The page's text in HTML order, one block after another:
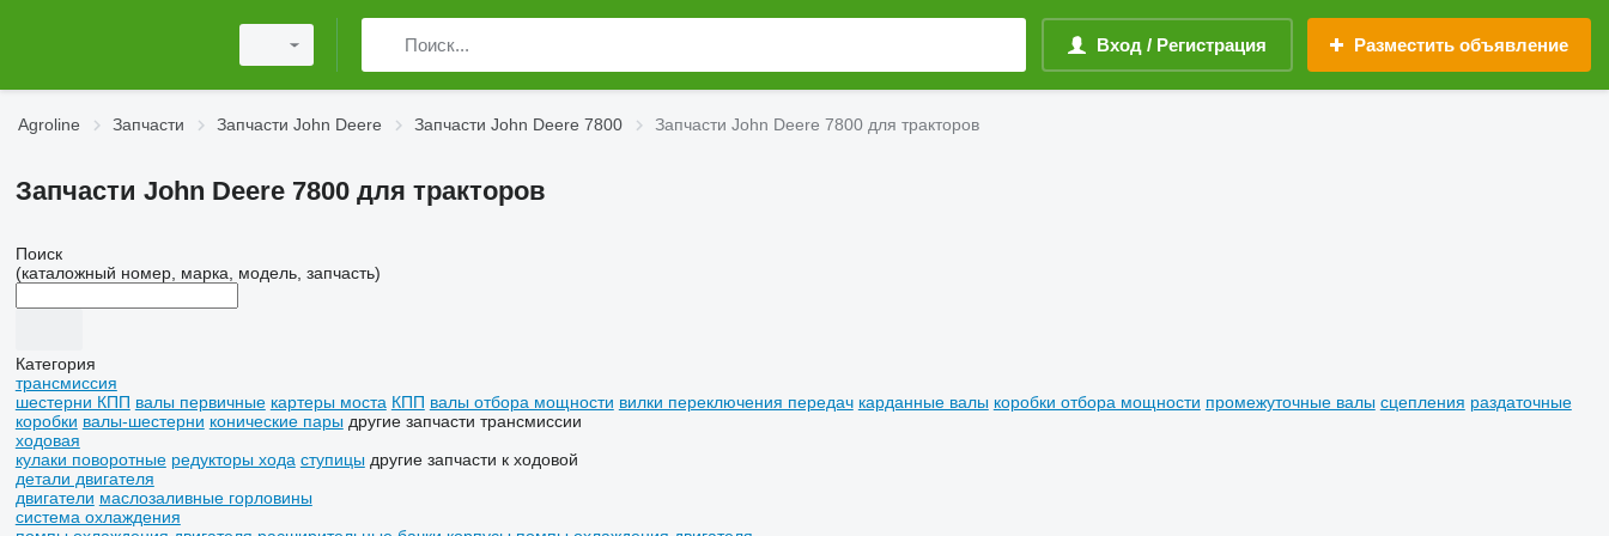
Вход / Регистрация Разместить объявление
Agroline Запчасти Запчасти John Deere Запчасти John Deere 7800 Запчасти John Deere 7800 для тракторов
Запчасти John Deere 7800 для тракторов
Поиск
(каталожный номер, марка, модель, запчасть)
Категория
трансмиссия
шестерни КПП валы первичные картеры моста КПП валы отбора мощности вилки переключения передач карданные валы коробки отбора мощности промежуточные валы сцепления раздаточные
коробки валы-шестерни конические пары другие запчасти трансмиссии
ходовая
кулаки поворотные редукторы хода ступицы другие запчасти к ходовой
детали двигателя
двигатели маслозаливные горловины
система охлаждения